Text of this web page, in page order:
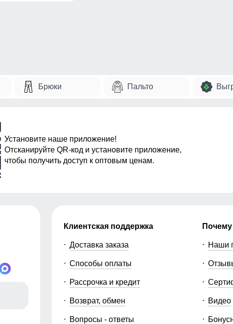
Брюки Пальто
Установите наше приложение!
Отсканируйте QR-код и установите приложение,
чтобы получить доступ к оптовым ценам.
Клиентская поддержка
Доставка заказа
Способы оплаты
Рассрочка и кредит
Возврат, обмен
Вопросы - ответы
Наши
Видео